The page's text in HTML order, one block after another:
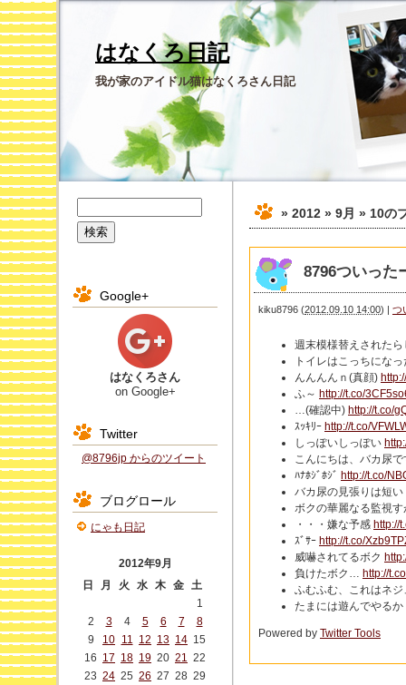
はなくろ日記
我が家のアイドル猫はなくろさん日記
» 2012 » 9月 » 10の
8796ついった
kiku8796 (2012.09.10 14:00) | つ
週末模様替えされた
トイレはこっちにな
んんんんｎ(真顔)
ふ～ http://t.co/
…(確認中) http://t.co/
ｽｯｷﾘｰ http://t.co/
しっぽいしっぽい
こんにちは、バカ尿
ﾊﾅﾎｼﾞﾎｼﾞ http://t.co/
バカ尿の見張りは短い
ボクの華麗なる監視
・・・嫌な予感 http://
ｽﾞｻｰ http://t.co/
威嚇されてるボク
負けたボク… http://
ふむふむ、これはネ
たまには遊んでやるか
Powered by Twitter Tools
Google+
はなくろさん
on Google+
Twitter
@8796jp からのツイート
ブログロール
にゃも日記
2012年9月
日
月 火 水 木 金 土
1
2
3 4 5 6 7
8
9
10 11 12 13 14 15
16 17 18 19 20 21 22
23 24 25 26 27 28 29